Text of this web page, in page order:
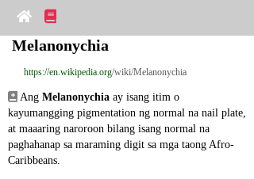
Melanonychia
https://en.wikipedia.org/wiki/Melanonychia
Ang Melanonychia ay isang itim o
kayumangging pigmentation ng normal na nail plate,
at maaaring naroroon bilang isang normal na
paghahanap sa maraming digit sa mga taong Afro-
Caribbeans.